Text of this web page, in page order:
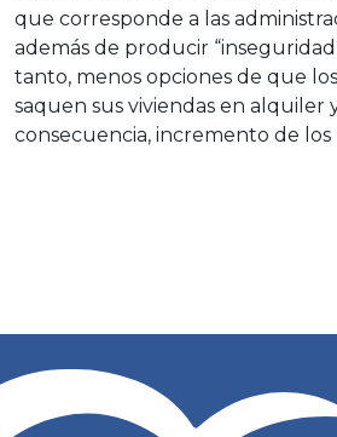
que corresponde a las
además de producir
tanto, menos opciones de que
saquen sus viviendas en alquiler
consecuencia, incremento de los